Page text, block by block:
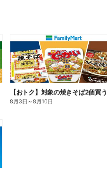
8月3日 ～8月10日